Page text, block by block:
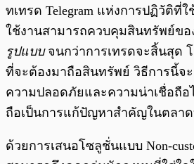
ทเทรด Telegram แห่งการปฏิวัติที่
ใช้งานสามารถควบคุมสินทรัพย์ขอ
รูปแบบจนกว่าการเทรดจะสิ้นสุด
ที่จะต้องมาถือสินทรัพย์ วิธีการนี้จ
ความปลอดภัยและความน่าเชื่อถือ
ถือเป็นการแก้ปัญหาสำคัญในตลาด
ด้วยการเสนอโซลูชั่นแบบ Non-